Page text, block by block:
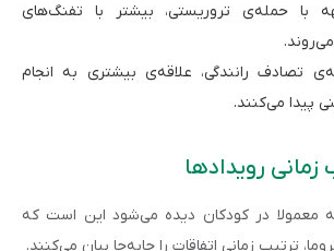
با حمله‌ی تروریستی، بیشتر با تفنگ‌های
تصادف رانندگی، علاقه‌ی بیشتری به انجام
پیدا می‌کنند.
رویدادها
معمولا در کودکان دیده می‌شود این است که
ترتیب زمانی اتفاقات را جابه‌جا بیان می‌کنند.